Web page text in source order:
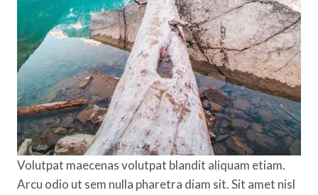
Volutpat maecenas volutpat blandit aliquam etiam.
Arcu odio ut sem nulla pharetra diam sit. Sit amet nisl